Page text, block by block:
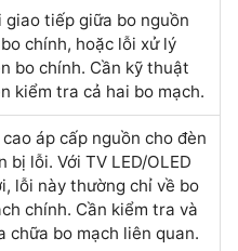
giao tiếp giữa bo nguồn
chính, hoặc lỗi xử lý
bo chính. Cần kỹ thuật
kiểm tra cả hai bo mạch.
cao áp cấp nguồn cho đèn
bị lỗi. Với TV LED/OLED
lỗi này thường chỉ về bo
chính. Cần kiểm tra và
chữa bo mạch liên quan.